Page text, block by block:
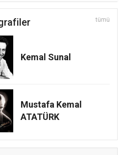
tümü
Kemal Sunal
Mustafa Kemal
ATATÜRK